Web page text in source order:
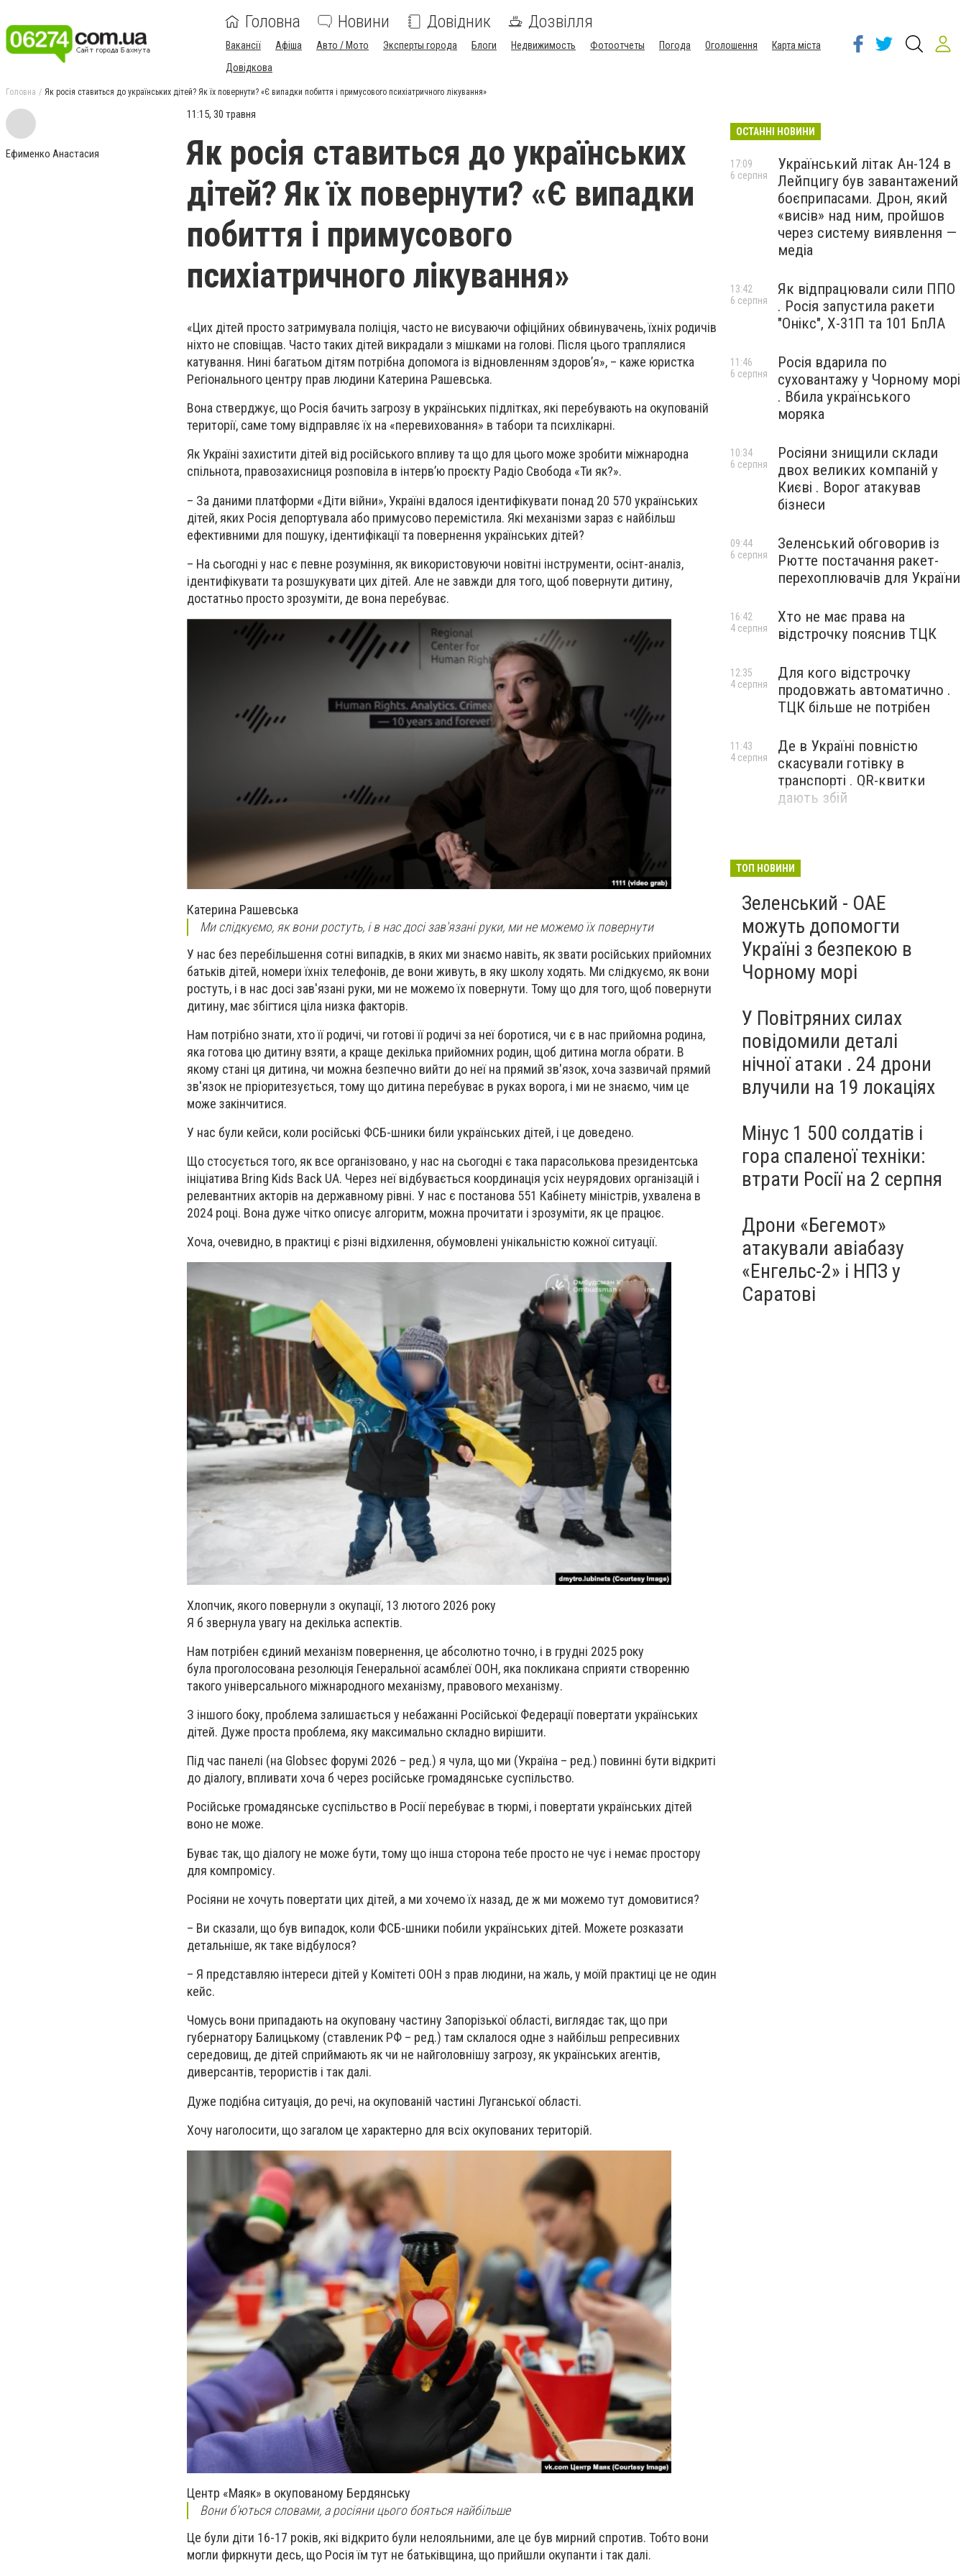
Головна Новини Довідник Дозвілля
Вакансії Афіша Авто / Мото Эксперты города Блоги Недвижимость Фотоотчеты Погода Оголошення
Карта міста
Довідкова
Головна Як росія ставиться до українських дітей? Як їх повернути? «Є випадки побиття і примусового психіатричного лікування»
Ефименко Анастасия
11:15, 30 травня
Як росія ставиться до українських
дітей? Як їх повернути? «Є випадки
побиття і примусового
психіатричного лікування»
«Цих дітей просто затримувала поліція, часто не висуваючи офіційних обвинувачень, їхніх родичів
ніхто не сповіщав. Часто таких дітей викрадали з мішками на голові. Після цього траплялися
катування. Нині багатьом дітям потрібна допомога із відновленням здоров’я», – каже юристка
Регіонального центру прав людини Катерина Рашевська.
Вона стверджує, що Росія бачить загрозу в українських підлітках, які перебувають на окупованій
території, саме тому відправляє їх на «перевиховання» в табори та психлікарні.
Як Україні захистити дітей від російського впливу та що для цього може зробити міжнародна
спільнота, правозахисниця розповіла в інтерв’ю проєкту Радіо Свобода «Ти як?».
– За даними платформи «Діти війни», Україні вдалося ідентифікувати понад 20 570 українських
дітей, яких Росія депортувала або примусово перемістила. Які механізми зараз є найбільш
ефективними для пошуку, ідентифікації та повернення українських дітей?
– На сьогодні у нас є певне розуміння, як використовуючи новітні інструменти, осінт-аналіз,
ідентифікувати та розшукувати цих дітей. Але не завжди для того, щоб повернути дитину,
достатньо просто зрозуміти, де вона перебуває.
Катерина Рашевська
Ми слідкуємо, як вони ростуть, і в нас досі зав'язані руки, ми не можемо їх повернути
У нас без перебільшення сотні випадків, в яких ми знаємо навіть, як звати російських прийомних
батьків дітей, номери їхніх телефонів, де вони живуть, в яку школу ходять. Ми слідкуємо, як вони
ростуть, і в нас досі зав'язані руки, ми не можемо їх повернути. Тому що для того, щоб повернути
дитину, має збігтися ціла низка факторів.
Нам потрібно знати, хто її родичі, чи готові її родичі за неї боротися, чи є в нас прийомна родина,
яка готова цю дитину взяти, а краще декілька прийомних родин, щоб дитина могла обрати. В
якому стані ця дитина, чи можна безпечно вийти до неї на прямий зв'язок, хоча зазвичай прямий
зв'язок не пріоритезується, тому що дитина перебуває в руках ворога, і ми не знаємо, чим це
може закінчитися.
У нас були кейси, коли російські ФСБ-шники били українських дітей, і це доведено.
Що стосується того, як все організовано, у нас на сьогодні є така парасолькова президентська
ініціатива Bring Kids Back UA. Через неї відбувається координація усіх неурядових організацій і
релевантних акторів на державному рівні. У нас є постанова 551 Кабінету міністрів, ухвалена в
2024 році. Вона дуже чітко описує алгоритм, можна прочитати і зрозуміти, як це працює.
Хоча, очевидно, в практиці є різні відхилення, обумовлені унікальністю кожної ситуації.
Хлопчик, якого повернули з окупації, 13 лютого 2026 року
Я б звернула увагу на декілька аспектів.
Нам потрібен єдиний механізм повернення, це абсолютно точно, і в грудні 2025 року
була проголосована резолюція Генеральної асамблеї ООН, яка покликана сприяти створенню
такого універсального міжнародного механізму, правового механізму.
З іншого боку, проблема залишається у небажанні Російської Федерації повертати українських
дітей. Дуже проста проблема, яку максимально складно вирішити.
Під час панелі (на Globsec форумі 2026 – ред.) я чула, що ми (Україна – ред.) повинні бути відкриті
до діалогу, впливати хоча б через російське громадянське суспільство.
Російське громадянське суспільство в Росії перебуває в тюрмі, і повертати українських дітей
воно не може.
Буває так, що діалогу не може бути, тому що інша сторона тебе просто не чує і немає простору
для компромісу.
Росіяни не хочуть повертати цих дітей, а ми хочемо їх назад, де ж ми можемо тут домовитися?
– Ви сказали, що був випадок, коли ФСБ-шники побили українських дітей. Можете розказати
детальніше, як таке відбулося?
– Я представляю інтереси дітей у Комітеті ООН з прав людини, на жаль, у моїй практиці це не один
кейс.
Чомусь вони припадають на окуповану частину Запорізької області, виглядає так, що при
губернатору Балицькому (ставленик РФ – ред.) там склалося одне з найбільш репресивних
середовищ, де дітей сприймають як чи не найголовнішу загрозу, як українських агентів,
диверсантів, терористів і так далі.
Дуже подібна ситуація, до речі, на окупованій частині Луганської області.
Хочу наголосити, що загалом це характерно для всіх окупованих територій.
Центр «Маяк» в окупованому Бердянську
Вони б'ються словами, а росіяни цього бояться найбільше
Це були діти 16-17 років, які відкрито були нелояльними, але це був мирний спротив. Тобто вони
могли фиркнути десь, що Росія їм тут не батьківщина, що прийшли окупанти і так далі.
ОСТАННІ НОВИНИ
Український літак Ан-124 в
Лейпцигу був завантажений
боєприпасами. Дрон, який
«висів» над ним, пройшов
через систему виявлення —
медіа
17:09
6 серпня
Як відпрацювали сили ППО
. Росія запустила ракети
"Онікс", Х-31П та 101 БпЛА
13:42
6 серпня
Росія вдарила по
суховантажу у Чорному морі
. Вбила українського
моряка
11:46
6 серпня
Росіяни знищили склади
двох великих компаній у
Києві . Ворог атакував
бізнеси
10:34
6 серпня
Зеленський обговорив із
Рютте постачання ракет-
перехоплювачів для України
09:44
6 серпня
Хто не має права на
відстрочку пояснив ТЦК
16:42
4 серпня
Для кого відстрочку
продовжать автоматично .
ТЦК більше не потрібен
12:35
4 серпня
Де в Україні повністю
скасували готівку в
транспорті . QR-квитки
дають збій
11:43
4 серпня
ТОП НОВИНИ
Зеленський - ОАЕ
можуть допомогти
Україні з безпекою в
Чорному морі
У Повітряних силах
повідомили деталі
нічної атаки . 24 дрони
влучили на 19 локаціях
Мінус 1 500 солдатів і
гора спаленої техніки:
втрати Росії на 2 серпня
Дрони «Бегемот»
атакували авіабазу
«Енгельс-2» і НПЗ у
Саратові